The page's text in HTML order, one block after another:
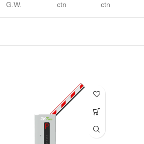
G.W.
ctn
ctn